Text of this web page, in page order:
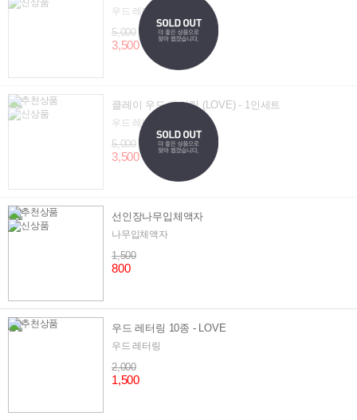
우드 레터링
5,000
3,500
클레이 우드 레터링 (LOVE) - 1인세트
우드 레터링
5,000
3,500
선인장나무입체액자 ​
나무입체액자
1,500
800
우드 레터링 10종 - LOVE
우드 레터링
2,000
1,500